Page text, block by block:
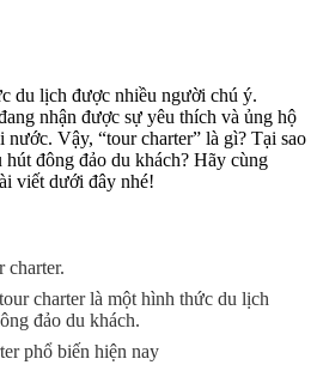
du lịch được nhiều người chú ý.
nhận được sự yêu thích và ủng hộ
nước. Vậy, “tour charter” là gì? Tại sao
đông đảo du khách? Hãy cùng
viết dưới đây nhé!
charter.
charter là một hình thức du lịch
đảo du khách.
phổ biến hiện nay